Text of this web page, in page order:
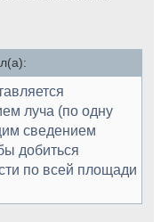
луча (по одну
сведением
добиться
по всей площади